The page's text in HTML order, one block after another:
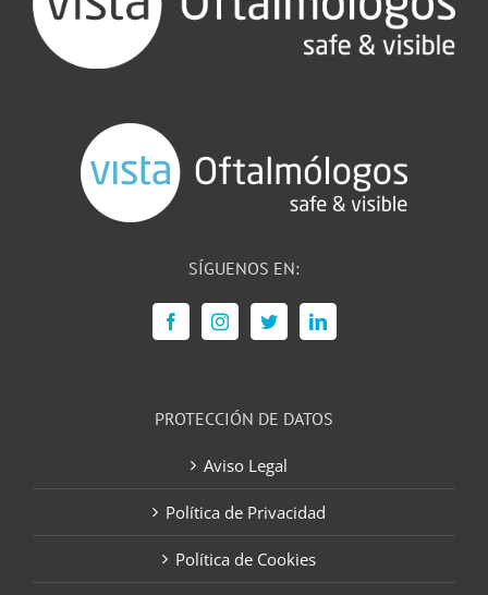
SÍGUENOS EN:
PROTECCIÓN DE DATOS
Aviso Legal
Política de Privacidad
Política de Cookies